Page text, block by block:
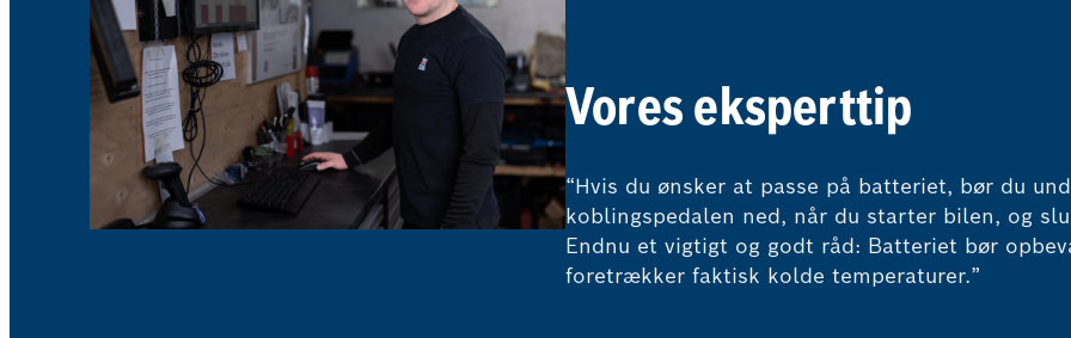
Vores eksperttip
“Hvis du ønsker at passe på batteriet, bør du
koblingspedalen ned, når du starter bilen, og
Endnu et vigtigt og godt råd: Batteriet bør
foretrækker faktisk kolde temperaturer.”